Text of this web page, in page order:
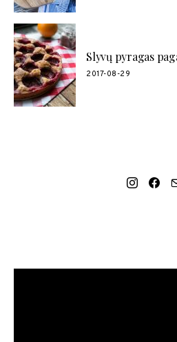
Slyvų pyragas
2017-08-29